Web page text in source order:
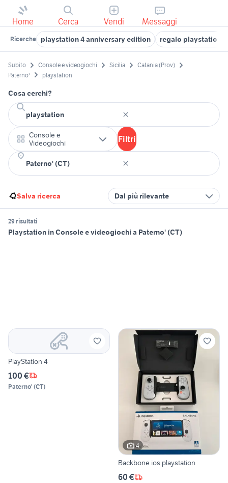
Home Cerca Vendi Messaggi
Ricerche playstation 4 anniversary edition regalo playstation
Subito Console e videogiochi Sicilia
Catania (Prov)
Paterno'
playstation
Cosa cerchi?
Console e
Videogiochi
Filtri
Salva ricerca Dal più rilevante
29 risultati
Playstation in Console e videogiochi a Paterno' (CT)
PlayStation 4
100 €
Paterno' (CT)
4
Backbone ios playstation
60 €